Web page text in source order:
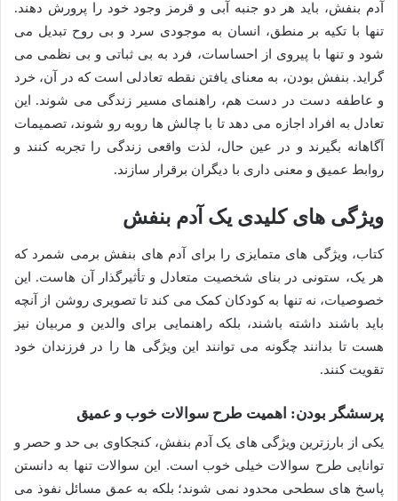
آدم بنفش، باید هر دو جنبه آبی و قرمز وجود خود را پرورش دهند.
تنها با تکیه بر منطق، انسان به موجودی سرد و بی روح تبدیل می
شود و تنها با پیروی از احساسات، فرد به بی ثباتی و بی نظمی می
گراید. بنفش بودن، به معنای یافتن نقطه تعادلی است که در آن، خرد
و عاطفه دست در دست هم، راهنمای مسیر زندگی می شوند. این
تعادل به افراد اجازه می دهد تا با چالش ها روبه رو شوند، تصمیمات
آگاهانه بگیرند و در عین حال، لذت واقعی زندگی را تجربه کنند و
روابط عمیق و معنی داری با دیگران برقرار سازند.
ویژگی های کلیدی یک آدم بنفش
کتاب، ویژگی های متمایزی را برای آدم های بنفش برمی شمرد که
هر یک، ستونی در بنای شخصیت متعادل و تأثیرگذار آن هاست. این
خصوصیات، نه تنها به کودکان کمک می کند تا تصویری روشن از آنچه
باید باشند داشته باشند، بلکه راهنمایی برای والدین و مربیان نیز
هست تا بدانند چگونه می توانند این ویژگی ها را در فرزندان خود
تقویت کنند.
پرسشگر بودن: اهمیت طرح سوالات خوب و عمیق
یکی از بارزترین ویژگی های یک آدم بنفش، کنجکاوی بی حد و حصر و
توانایی طرح سوالات خیلی خوب است. این سوالات تنها به دانستن
پاسخ های سطحی محدود نمی شوند؛ بلکه به عمق مسائل نفوذ می